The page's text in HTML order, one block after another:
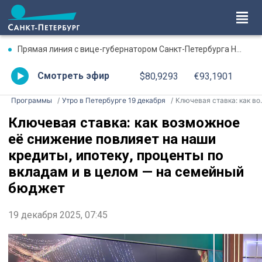
Прямая линия с вице-губернатором Санкт-Петербурга Натальей Чечиной. Смотрите сегодня в 19:00
Смотреть эфир $80,9293 €93,1901
Программы Утро в Петербурге 19 декабря Ключевая ставка: как возможное её снижение повлияет на наши кредиты, ипотеку, проценты по вкладам и в целом — на семейный бюджет
Ключевая ставка: как возможное
её снижение повлияет на наши
кредиты, ипотеку, проценты по
вкладам и в целом — на семейный
бюджет
19 декабря 2025, 07:45